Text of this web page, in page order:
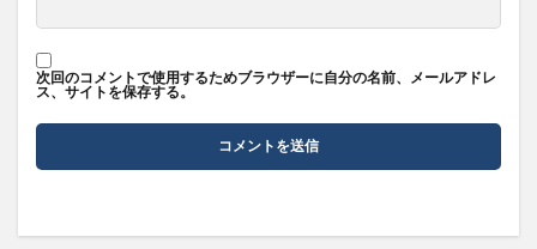
次回のコメントで使用するためブラウザーに自分の名前、メールアドレ
ス、サイトを保存する。